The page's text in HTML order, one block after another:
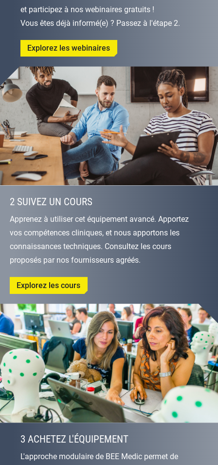
et participez à nos webinaires gratuits !
Vous êtes déjà informé(e) ? Passez à l'étape 2.
Explorez les webinaires
2 SUIVEZ UN COURS
Apprenez à utiliser cet équipement avancé. Apportez
vos compétences cliniques, et nous apportons les
connaissances techniques. Consultez les cours
proposés par nos fournisseurs agréés.
Explorez les cours
3 ACHETEZ L'ÉQUIPEMENT
L'approche modulaire de BEE Medic permet de